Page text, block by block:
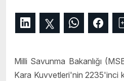
Milli Savunma Bakanlığı
Kara Kuvvetleri'nin 2235'inci